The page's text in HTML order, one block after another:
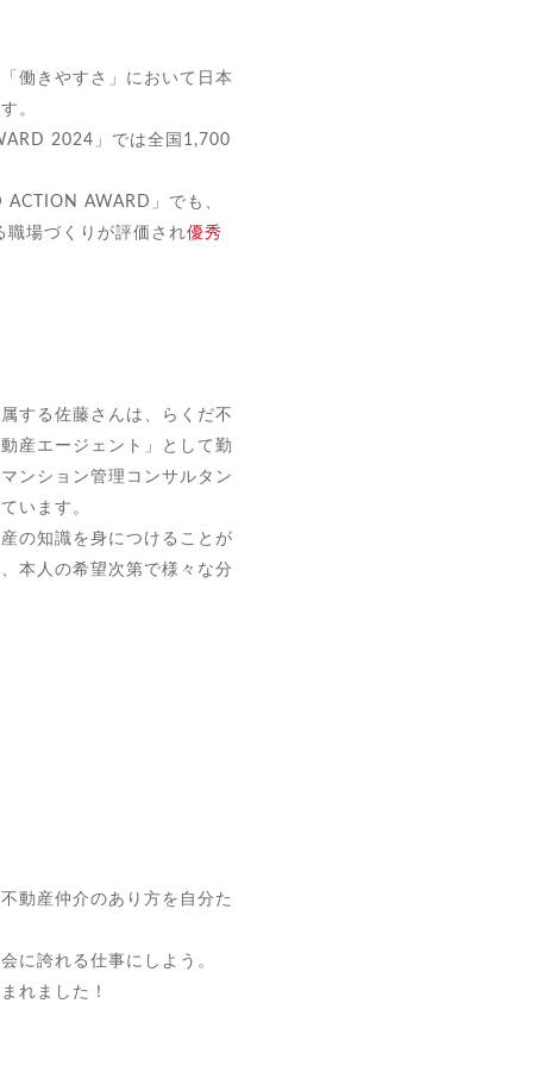
働きやすさ」において日本
。
2024」では全国1,700
AWARD」でも、
場づくりが評価され優秀
する佐藤さんは、らくだ不
産エージェント」として勤
ンション管理コンサルタン
います。
の知識を身につけることが
本人の希望次第で様々な分
動産仲介のあり方を自分た
に誇れる仕事にしよう。
れました！